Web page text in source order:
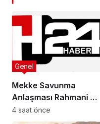
Mekke Savunma
Anlaşması Rahmani mi,
Şeytani mi?
Genel
4 saat önce